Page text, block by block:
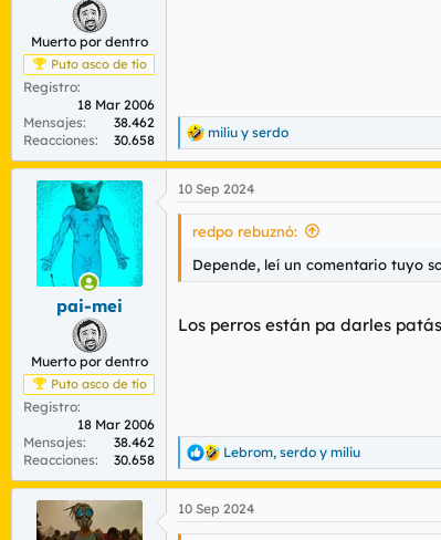
Muerto por dentro
Puto asco de tío
Registro
18 Mar 2006
Mensajes
38.462
Reacciones
30.658
R
e
a
c
c
e
miliu y serdo
pai-mei
Muerto por dentro
Puto asco de tío
Registro
18 Mar 2006
Mensajes
38.462
Reacciones
30.658
10 Sep 2024
redpo rebuznó:
Depende, leí un comentario tuyo
Los perros están pa darles
R
e
a
c
c
Lebrom, serdo y miliu
10 Sep 2024